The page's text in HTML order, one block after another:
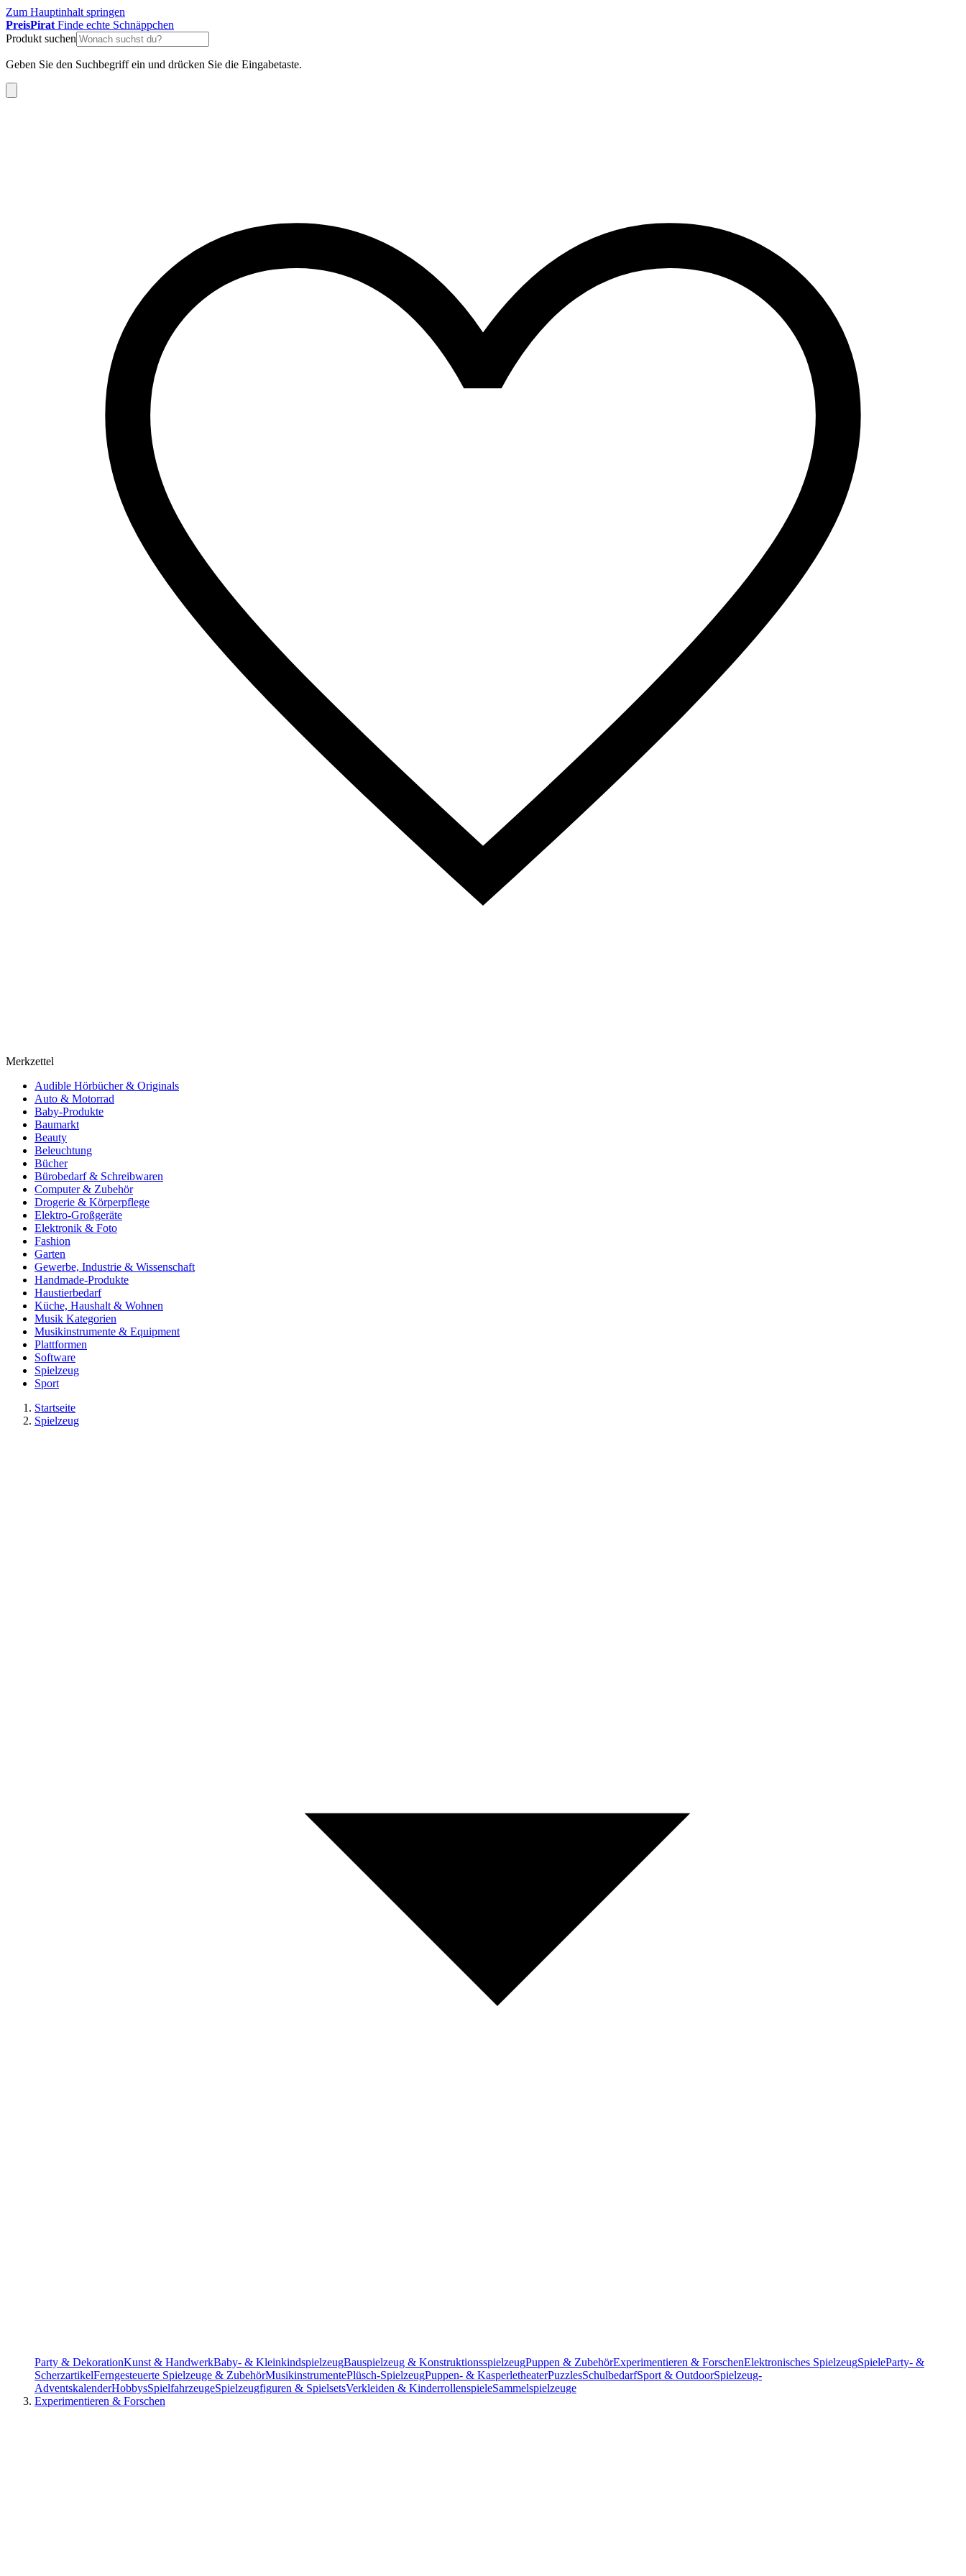
Zum Hauptinhalt springen
PreisPirat Finde echte Schnäppchen
Produkt suchen
Geben Sie den Suchbegriff ein und drücken Sie die Eingabetaste.
Merkzettel
Audible Hörbücher & Originals
Auto & Motorrad
Baby-Produkte
Baumarkt
Beauty
Beleuchtung
Bücher
Bürobedarf & Schreibwaren
Computer & Zubehör
Drogerie & Körperpflege
Elektro-Großgeräte
Elektronik & Foto
Fashion
Garten
Gewerbe, Industrie & Wissenschaft
Handmade-Produkte
Haustierbedarf
Küche, Haushalt & Wohnen
Musik Kategorien
Musikinstrumente & Equipment
Plattformen
Software
Spielzeug
Sport
Startseite
Spielzeug
Party & DekorationKunst & HandwerkBaby- & KleinkindspielzeugBauspielzeug & KonstruktionsspielzeugPuppen & ZubehörExperimentieren & ForschenElektronisches SpielzeugSpieleParty- &
ScherzartikelFerngesteuerte Spielzeuge & ZubehörMusikinstrumentePlüsch-SpielzeugPuppen- & KasperletheaterPuzzlesSchulbedarfSport & OutdoorSpielzeug-
AdventskalenderHobbysSpielfahrzeugeSpielzeugfiguren & SpielsetsVerkleiden & KinderrollenspieleSammelspielzeuge
Experimentieren & Forschen